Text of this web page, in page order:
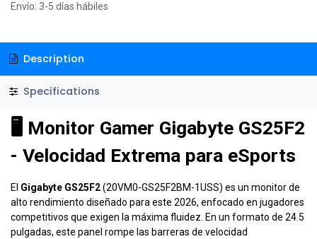
Envío: 3-5 días hábiles
Description
Specifications
🖥️ Monitor Gamer Gigabyte GS25F2
- Velocidad Extrema para eSports
El Gigabyte GS25F2(20VM0-GS25F2BM-1USS) es un monitor de
alto rendimiento diseñado para este 2026, enfocado en jugadores
competitivos que exigen la máxima fluidez. En un formato de 24.5
pulgadas, este panel rompe las barreras de velocidad